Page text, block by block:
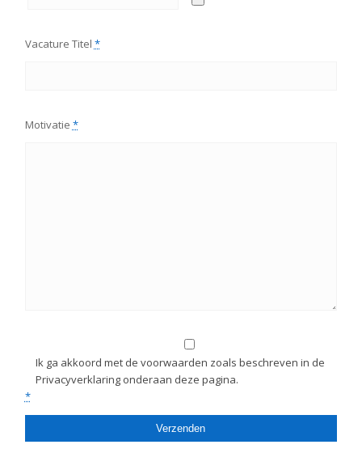
Vacature Titel *
Motivatie *
Ik ga akkoord met de voorwaarden zoals beschreven in de
Privacyverklaring onderaan deze pagina.
*